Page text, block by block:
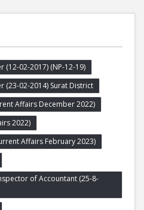
(12-02-2017) (NP-12-19)
(23-02-2014) Surat District
Affairs December 2022)
2022)
Affairs February 2023)
of Accountant (25-8-